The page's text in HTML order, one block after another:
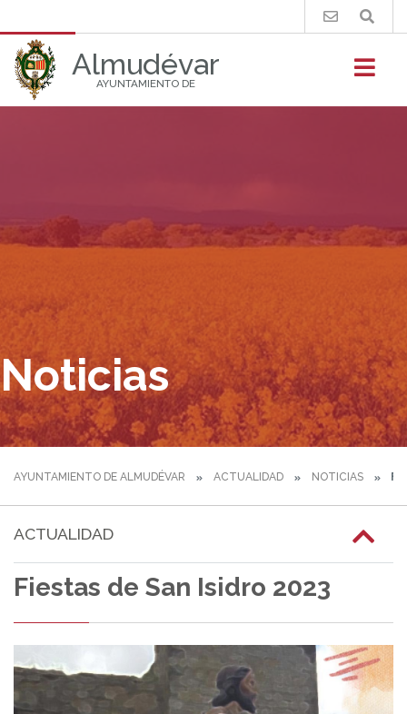
Almudévar
AYUNTAMIENTO DE
Buscar
Noticias
AYUNTAMIENTO DE ALMUDÉVAR ACTUALIDAD NOTICIAS
ACTUALIDAD
Fiestas de San Isidro 2023